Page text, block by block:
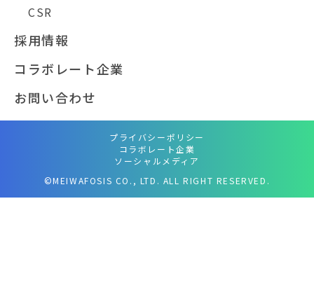
CSR
採用情報
コラボレート企業
お問い合わせ
プライバシーポリシー
コラボレート企業
ソーシャルメディア
©MEIWAFOSIS CO., LTD. ALL RIGHT RESERVED.